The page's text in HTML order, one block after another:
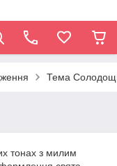
Тема
тонах з милим